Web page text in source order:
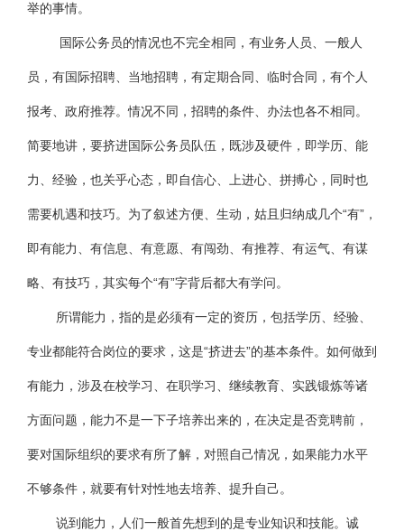
举的事情。
国际公务员的情况也不完全相同，有业务人员、一般人
员，有国际招聘、当地招聘，有定期合同、临时合同，有个人
报考、政府推荐。情况不同，招聘的条件、办法也各不相同。
简要地讲，要挤进国际公务员队伍，既涉及硬件，即学历、能
力、经验，也关乎心态，即自信心、上进心、拼搏心，同时也
需要机遇和技巧。为了叙述方便、生动，姑且归纳成几个“有”，
即有能力、有信息、有意愿、有闯劲、有推荐、有运气、有谋
略、有技巧，其实每个“有”字背后都大有学问。
所谓能力，指的是必须有一定的资历，包括学历、经验、
专业都能符合岗位的要求，这是“挤进去”的基本条件。如何做到
有能力，涉及在校学习、在职学习、继续教育、实践锻炼等诸
方面问题，能力不是一下子培养出来的，在决定是否竞聘前，
要对国际组织的要求有所了解，对照自己情况，如果能力水平
不够条件，就要有针对性地去培养、提升自己。
说到能力，人们一般首先想到的是专业知识和技能。诚